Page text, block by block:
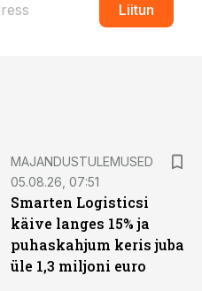
Liitun
MAJANDUSTULEMUSED
05.08.26, 07:51
Smarten Logisticsi
käive langes 15% ja
puhaskahjum keris juba
üle 1,3 miljoni euro